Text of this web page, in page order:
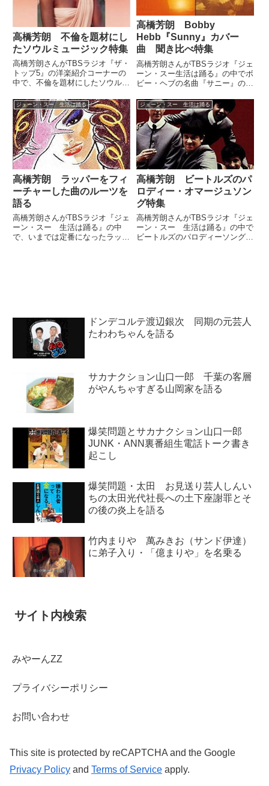
高橋芳朗 不倫を題材にし
たソウルミュージック特集
高橋芳朗さんがTBSラジオ『ザ・
トップ5』の洋楽紹介コーナーの
中で、不倫を題材にしたソウルミ
して紹介していました。（高橋芳
朗）もうさっそく、私の洋楽コー
ナーに。（出水麻衣）ぜひお願い
いたします。（高橋芳朗）突入...
高橋芳朗 Bobby
Hebb『Sunny』カバー
曲 聞き比べ特集
高橋芳朗さんがTBSラジオ『ジェ
ーン・スー生活は踊る』の中でボ
ビー・ヘブの名曲『サニー』のカ
スした4曲を聞き比べていまし
た。（ジェーン・スー）さあ、今
日のテーマ発表をお願いします。
（高橋芳朗）今日のテーマはこ
ち...
ジェーン・スー 生活は踊る
高橋芳朗 ラッパーをフィ
ーチャーした曲のルーツを
語る
高橋芳朗さんがTBSラジオ『ジェ
ーン・スー 生活は踊る』の中
で、いまでは定番になったラッパ
ジェーン・スー 生活は踊る
高橋芳朗 ビートルズのパ
ロディー・オマージュソン
グ特集
高橋芳朗さんがTBSラジオ『ジェ
ーン・スー 生活は踊る』の中で
ビートルズのパロディーソング、
ドンデコルテ渡辺銀次 同期の元芸人
たわわちゃんを語る
サカナクション山口一郎 千葉の客層
がやんちゃすぎる山岡家を語る
爆笑問題とサカナクション山口一郎
JUNK・ANN裏番組生電話トーク書き
起こし
爆笑問題・太田 お見送り芸人しんい
ちの太田光代社長への土下座謝罪とそ
の後の炎上を語る
竹内まりや 萬みきお（サンド伊達）
に弟子入り・「億まりや」を名乗る
サイト内検索
みやーんZZ
プライバシーポリシー
お問い合わせ
This site is protected by reCAPTCHA and the Google
Privacy Policy and Terms of Service apply.